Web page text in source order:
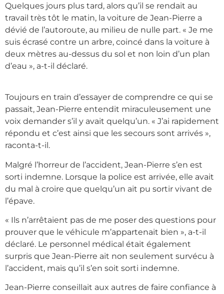
Quelques jours plus tard, alors qu’il se rendait au
travail très tôt le matin, la voiture de Jean-Pierre a
dévié de l’autoroute, au milieu de nulle part. « Je me
suis écrasé contre un arbre, coincé dans la voiture à
deux mètres au-dessus du sol et non loin d’un plan
d’eau », a-t-il déclaré.
Toujours en train d’essayer de comprendre ce qui se
passait, Jean-Pierre entendit miraculeusement une
voix demander s’il y avait quelqu’un. « J’ai rapidement
répondu et c’est ainsi que les secours sont arrivés »,
raconta-t-il.
Malgré l’horreur de l’accident, Jean-Pierre s’en est
sorti indemne. Lorsque la police est arrivée, elle avait
du mal à croire que quelqu’un ait pu sortir vivant de
l’épave.
« Ils n’arrêtaient pas de me poser des questions pour
prouver que le véhicule m’appartenait bien », a-t-il
déclaré. Le personnel médical était également
surpris que Jean-Pierre ait non seulement survécu à
l’accident, mais qu’il s’en soit sorti indemne.
Jean-Pierre conseillait aux autres de faire confiance à